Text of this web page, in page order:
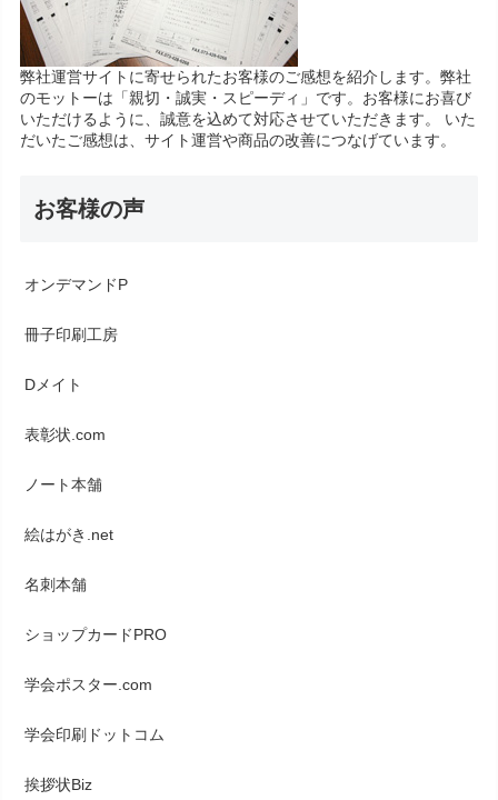
弊社運営サイトに寄せられたお客様のご感想を紹介します。弊社
のモットーは「親切・誠実・スピーディ」です。お客様にお喜び
いただけるように、誠意を込めて対応させていただきます。 いた
だいたご感想は、サイト運営や商品の改善につなげています。
お客様の声
オンデマンドP
冊子印刷工房
Dメイト
表彰状.com
ノート本舗
絵はがき.net
名刺本舗
ショップカードPRO
学会ポスター.com
学会印刷ドットコム
挨拶状Biz